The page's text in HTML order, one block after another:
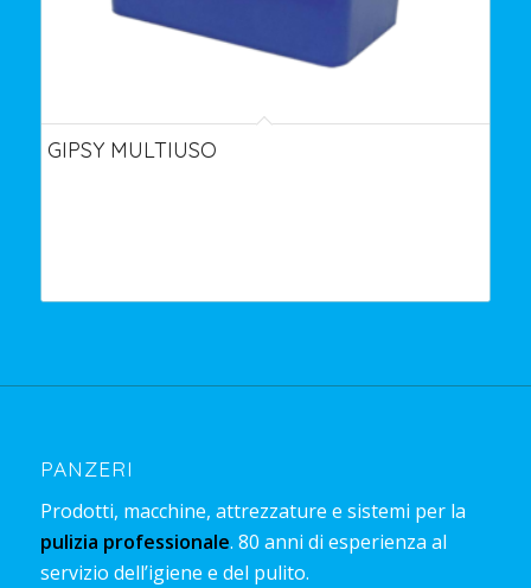
GIPSY MULTIUSO
PANZERI
Prodotti, macchine, attrezzature e sistemi per la
pulizia professionale. 80 anni di esperienza al
servizio dell’igiene e del pulito.